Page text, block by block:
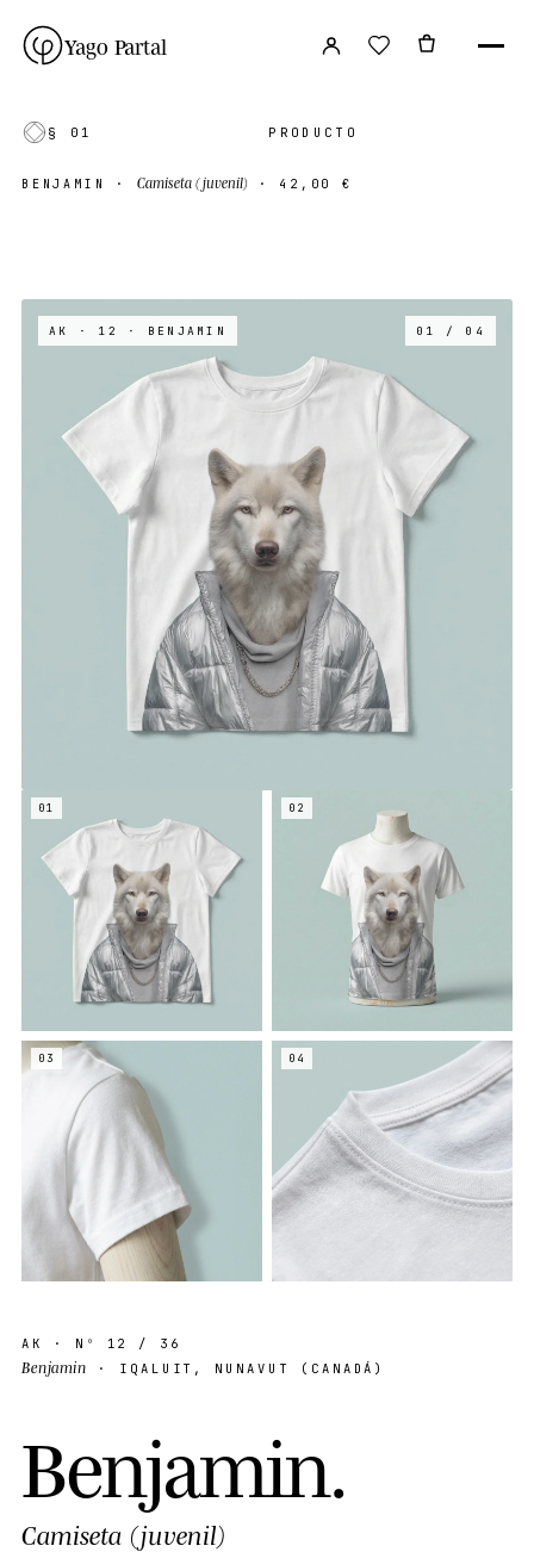
Yago Partal
§ 01 PRODUCTO
BENJAMIN · Camiseta (juvenil)· 42,00 €
AK · 12 · BENJAMIN 01 / 04
01 02
03 04
AK · Nº 12 / 36
Benjamin · IQALUIT, NUNAVUT (CANADÁ)
Benjamin.
Camiseta (juvenil)